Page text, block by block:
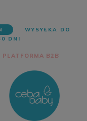
WYSYŁKA DO
DNI
PLATFORMA B2B